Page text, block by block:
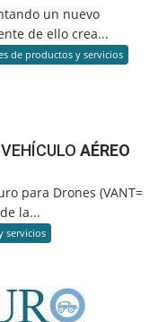
un nuevo
de ello crea...
de productos y servicios
VEHÍCULOAÉREO
para Drones (VANT=
la...
servicios